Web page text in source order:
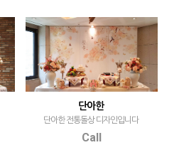
단아한
단아한 전통돌상 디자인입니다
Call